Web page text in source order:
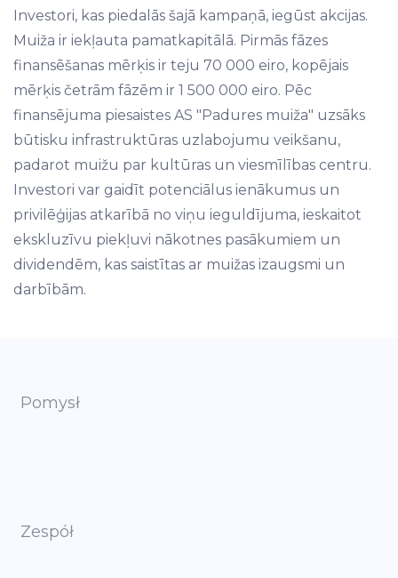
Investori, kas piedalās šajā kampaņā, iegūst akcijas.
Muiža ir iekļauta pamatkapitālā. Pirmās fāzes
finansēšanas mērķis ir teju 70 000 eiro, kopējais
mērķis četrām fāzēm ir 1 500 000 eiro. Pēc
finansējuma piesaistes AS "Padures muiža" uzsāks
būtisku infrastruktūras uzlabojumu veikšanu,
padarot muižu par kultūras un viesmīlības centru.
Investori var gaidīt potenciālus ienākumus un
privilēģijas atkarībā no viņu ieguldījuma, ieskaitot
ekskluzīvu piekļuvi nākotnes pasākumiem un
dividendēm, kas saistītas ar muižas izaugsmi un
darbībām.
Pomysł
Zespół